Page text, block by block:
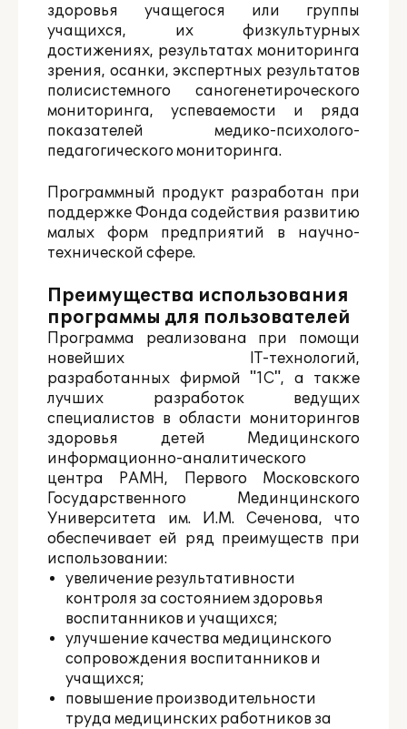
здоровья учащегося или группы
учащихся, их физкультурных
достижениях, результатах мониторинга
зрения, осанки, экспертных результатов
полисистемного саногенетироческого
мониторинга, успеваемости и ряда
показателей медико-психолого-
педагогического мониторинга.
Программный продукт разработан при
поддержке Фонда содействия развитию
малых форм предприятий в научно-
технической сфере.
Преимущества использования
программы для пользователей
Программа реализована при помощи
новейших IT-технологий,
разработанных фирмой "1С", а также
лучших разработок ведущих
специалистов в области мониторингов
здоровья детей Медицинского
информационно-аналитического
центра РАМН, Первого Московского
Государственного Мединцинского
Университета им. И.М. Сеченова, что
обеспечивает ей ряд преимуществ при
использовании:
увеличение результативности
контроля за состоянием здоровья
воспитанников и учащихся;
улучшение качества медицинского
сопровождения воспитанников и
учащихся;
повышение производительности
труда медицинских работников за